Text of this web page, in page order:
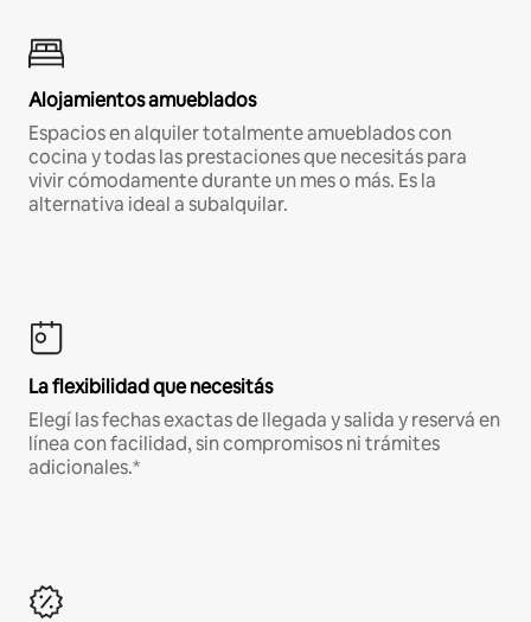
Alojamientos amueblados
Espacios en alquiler totalmente amueblados con
cocina y todas las prestaciones que necesitás para
vivir cómodamente durante un mes o más. Es la
alternativa ideal a subalquilar.
La flexibilidad que necesitás
Elegí las fechas exactas de llegada y salida y reservá en
línea con facilidad, sin compromisos ni trámites
adicionales.*